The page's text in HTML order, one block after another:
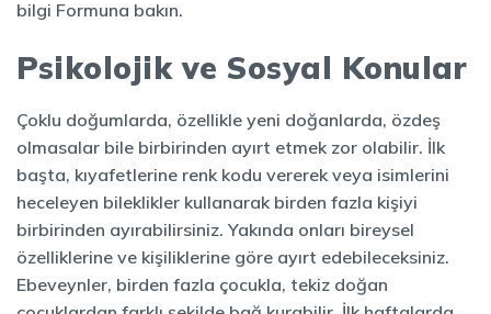
bilgi Formuna bakın.
Psikolojik ve Sosyal Konular
Çoklu doğumlarda, özellikle yeni doğanlarda, özdeş
olmasalar bile birbirinden ayırt etmek zor olabilir. İlk
başta, kıyafetlerine renk kodu vererek veya isimlerini
heceleyen bileklikler kullanarak birden fazla kişiyi
birbirinden ayırabilirsiniz. Yakında onları bireysel
özelliklerine ve kişiliklerine göre ayırt edebileceksiniz.
Ebeveynler, birden fazla çocukla, tekiz doğan